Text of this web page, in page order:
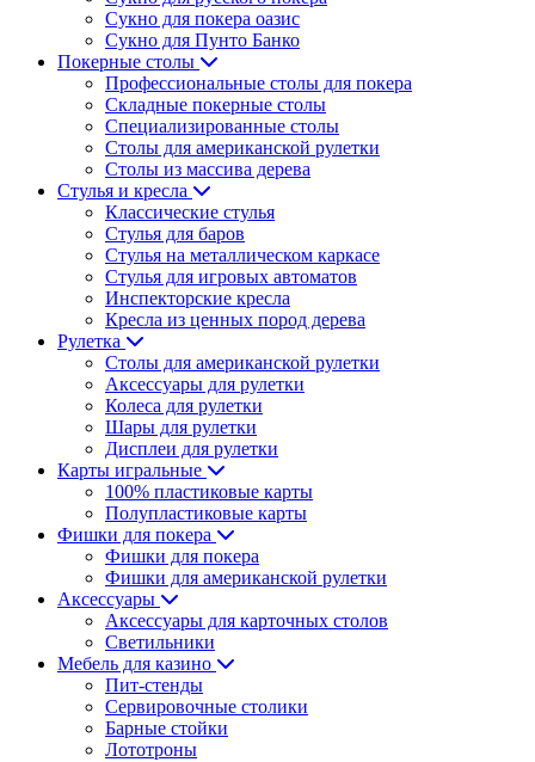
Сукно для покера оазис
Сукно для Пунто Банко
Покерные столы
Профессиональные столы для покера
Складные покерные столы
Специализированные столы
Столы для американской рулетки
Столы из массива дерева
Стулья и кресла
Классические стулья
Стулья для баров
Стулья на металлическом каркасе
Стулья для игровых автоматов
Инспекторские кресла
Кресла из ценных пород дерева
Рулетка
Столы для американской рулетки
Аксессуары для рулетки
Колеса для рулетки
Шары для рулетки
Дисплеи для рулетки
Карты игральные
100% пластиковые карты
Полупластиковые карты
Фишки для покера
Фишки для покера
Фишки для американской рулетки
Аксессуары
Аксессуары для карточных столов
Светильники
Мебель для казино
Пит-стенды
Сервировочные столики
Барные стойки
Лототроны